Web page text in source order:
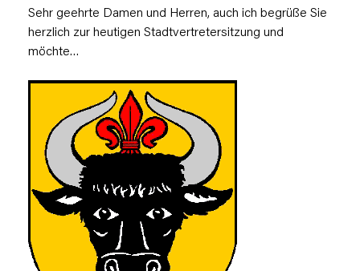
Sehr geehrte Damen und Herren, auch ich begrüße Sie
herzlich zur heutigen Stadtvertretersitzung und
möchte…